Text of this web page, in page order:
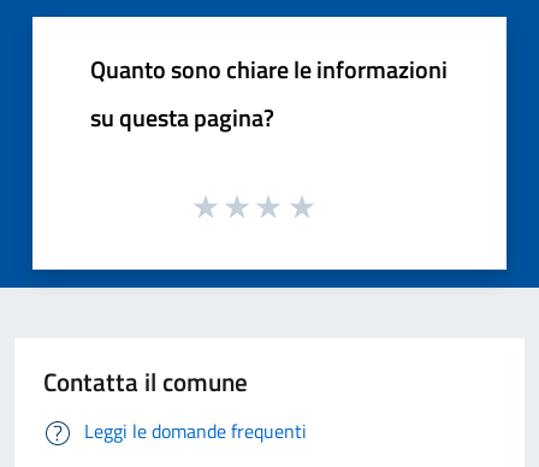
Quanto sono chiare le informazioni
su questa pagina?
Contatta il comune
Leggi le domande frequenti